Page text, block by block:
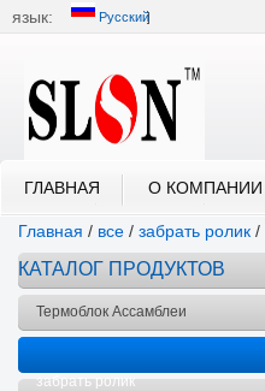
язык: Русский
ГЛАВНАЯ О КОМПАНИИ
Главная / все / забрать ролик /
КАТАЛОГ ПРОДУКТОВ
Термоблок Ассамблеи
забрать ролик